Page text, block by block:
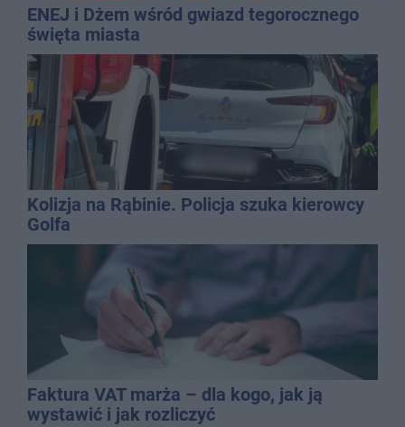
ENEJ i Dżem wśród gwiazd tegorocznego
święta miasta
Kolizja na Rąbinie. Policja szuka kierowcy
Golfa
Faktura VAT marża – dla kogo, jak ją
wystawić i jak rozliczyć